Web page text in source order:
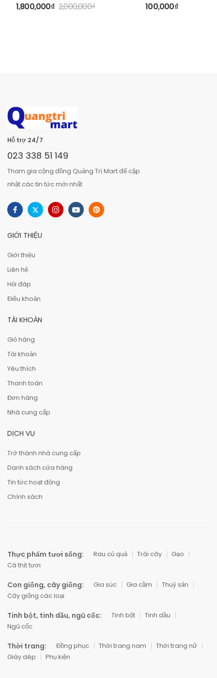
1,800,000₫ 2,000,000₫ 100,000₫
Hỗ trợ 24/7
023 338 51 149
Tham gia cộng đồng Quảng Trị Mart để cập
nhật các tin tức mới nhất
GIỚI THIỆU
Giới thiệu
Liên hệ
Hỏi đáp
Điều khoản
TÀI KHOẢN
Giỏ hàng
Tài khoản
Yêu thích
Thanh toán
Đơn hàng
Nhà cung cấp
DỊCH VỤ
Trở thành nhà cung cấp
Danh sách cửa hàng
Tin tức hoạt động
Chính sách
Thực phẩm tươi sống: Rau củ quả Trái cây
Gạo
Cá thịt tươi
Con giống, cây giống: Gia súc Gia cầm
Thuỷ sản
Cây giống các loại
Tinh bột, tinh dầu, ngũ cốc: Tinh bột
Tinh dầu
Ngũ cốc
Thời trang: Đồng phục Thời trang nam
Thời trang nữ
Giày dép
Phụ kiện